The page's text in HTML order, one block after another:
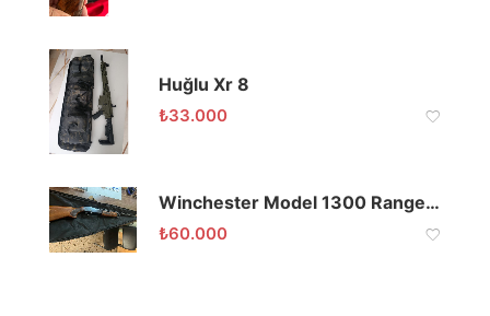
Huğlu Xr 8
₺33.000
Winchester Model 1300 Ranger 12 Kalibre 71 Namlu
₺60.000